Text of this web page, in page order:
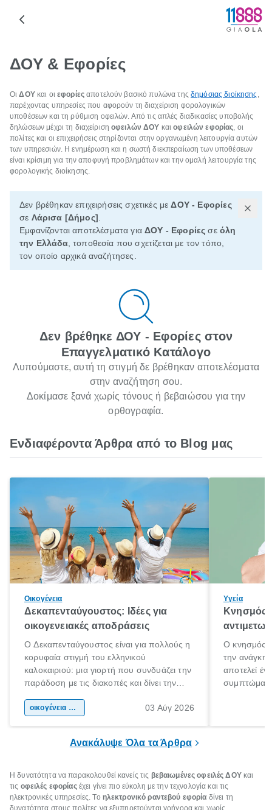
ΔΟΥ & Εφορίες
ΟιΔΟΥκαι οι εφορίεςαποτελούν βασικό πυλώνα τηςδημόσιας διοίκησης ,
παρέχοντας υπηρεσίες που αφορούν τη διαχείριση φορολογικών
υποθέσεων και τη ρύθμιση οφειλών. Από τις απλές διαδικασίες υποβολής
δηλώσεων μέχρι τη διαχείρισηοφειλών ΔΟΥ καιοφειλών εφορίας, οι
πολίτες και οι επιχειρήσεις στηρίζονται στην οργανωμένη λειτουργία αυτών
των υπηρεσιών. Η ενημέρωση και η σωστή διεκπεραίωση των υποθέσεων
είναι κρίσιμη για την αποφυγή προβλημάτων και την ομαλή λειτουργία της
φορολογικής διοίκησης.
Δεν βρέθηκαν επιχειρήσεις σχετικές μεΔΟΥ - Εφορίες
σε Λάρισα [Δήμος]
Εμφανίζονται αποτελέσματα γιαΔΟΥ - Εφορίες σεόλη
την Ελλάδα, τοποθεσία που σχετίζεται με τον τόπο,
τον οποίο αρχικά αναζήτησες.
Δεν βρέθηκε ΔΟΥ - Εφορίες στον
Επαγγελματικό Κατάλογο
Λυπούμαστε, αυτή τη στιγμή δε βρέθηκαν αποτελέσματα
στην αναζήτηση σου.
Δοκίμασε ξανά χωρίς τόνους ή βεβαιώσου για την
ορθογραφία.
Ενδιαφέροντα Άρθρα από το Blog μας
Οικογένεια
Δεκαπενταύγουστος: Ιδέες για
οικογενειακές αποδράσεις
Ο Δεκαπενταύγουστος είναι για πολλούς η
κορυφαία στιγμή του ελληνικού
καλοκαιριού: μια γιορτή που συνδυάζει την
παράδοση με τις διακοπές και δίνει την
χώρας. Είτε πρόκειται για λίγες μέρες
οικογένεια & παιδί 03 Αύγ 2026
Υγεία
Κνησμός:
Ο κνησμός
την ανάγκη
αποτελεί
Ανακάλυψε Όλα τα Άρθρα
Η δυνατότητα να παρακολουθεί κανείς τις βεβαιωμένες οφειλές ΔΟΥκαι
τις οφειλές εφορίαςέχει γίνει πιο εύκολη με την τεχνολογία και τις
ηλεκτρονικές υπηρεσίες. Το ηλεκτρονικό ραντεβού εφορία δίνει τη
δυνατότητα στους πολίτες να εξυπηρετούνται γρήγορα και χωρίς